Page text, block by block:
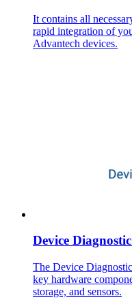
It contains all
rapid integration of
Advantech devices.
Device
The Device
key hardware
storage, and sensors.